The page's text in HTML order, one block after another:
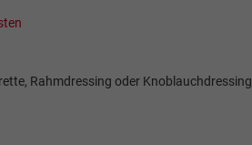
Rahmdressing oder Knoblauchdressing